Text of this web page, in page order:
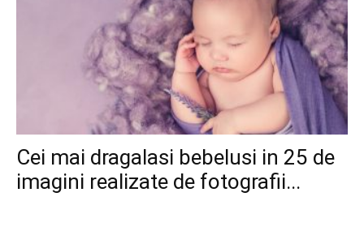
Cei mai dragalasi bebelusi in 25 de
imagini realizate de fotografii...